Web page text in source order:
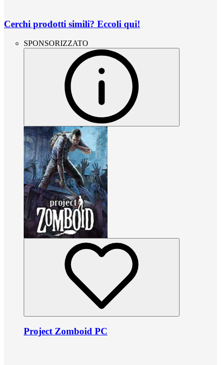
Cerchi prodotti simili? Eccoli qui!
SPONSORIZZATO
Project Zomboid PC